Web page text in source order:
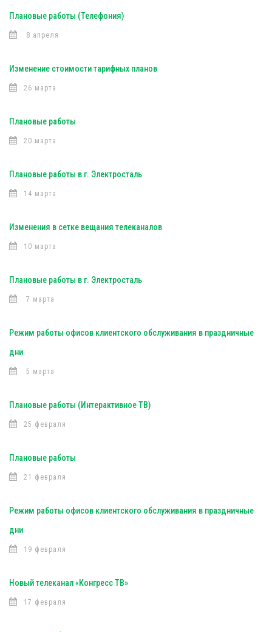
Плановые работы (Телефония)
8 апреля
Изменение стоимости тарифных планов
26 марта
Плановые работы
20 марта
Плановые работы в г. Электросталь
14 марта
Изменения в сетке вещания телеканалов
10 марта
Плановые работы в г. Электросталь
7 марта
Режим работы офисов клиентского обслуживания в праздничные
дни
5 марта
Плановые работы (Интерактивное ТВ)
25 февраля
Плановые работы
21 февраля
Режим работы офисов клиентского обслуживания в праздничные
дни
19 февраля
Новый телеканал «Конгресс ТВ»
17 февраля